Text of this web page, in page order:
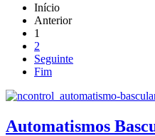
Início
Anterior
1
2
Seguinte
Fim
Automatismos